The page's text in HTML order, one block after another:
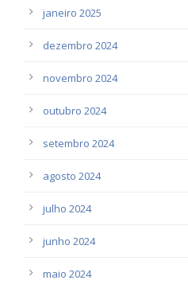
janeiro 2025
dezembro 2024
novembro 2024
outubro 2024
setembro 2024
agosto 2024
julho 2024
junho 2024
maio 2024